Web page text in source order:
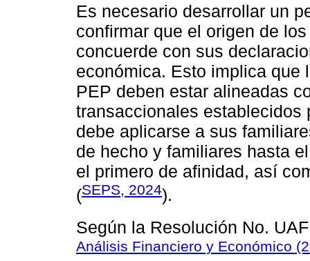
Es necesario desarrollar un
confirmar que el origen de
concuerde con sus
económica. Esto implica que
PEP deben estar alineadas
transaccionales
debe aplicarse a sus
de hecho y familiares hasta
el primero de afinidad, así
(SEPS, 2024).
Según la Resolución No.
Análisis Financiero y Económico